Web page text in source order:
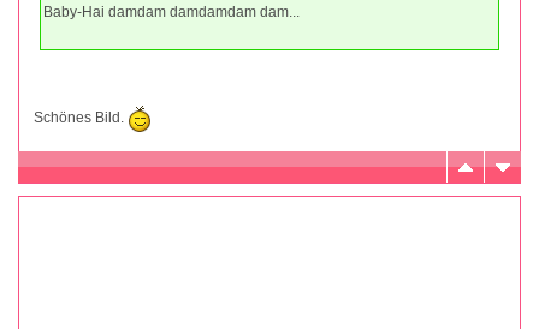
Baby-Hai damdam damdamdam dam...
Schönes Bild.